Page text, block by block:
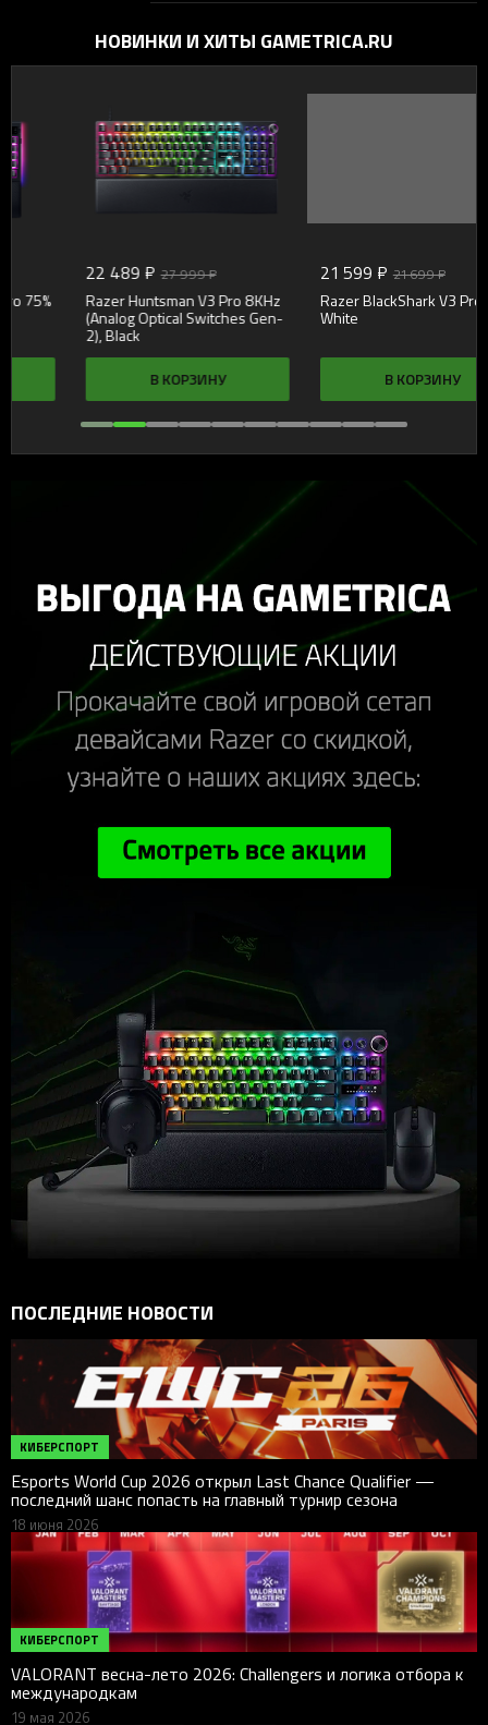
НОВИНКИ И ХИТЫ GAMETRICA.RU
22 489 ₽ 27 999 ₽
Razer Huntsman V3 Pro 8KHz
(Analog Optical Switches Gen-
В КОРЗИНУ
21 599 ₽ 21 699 ₽
Razer BlackShark V3 Pro,
White
В КОРЗИНУ
ПОСЛЕДНИЕ НОВОСТИ
КИБЕРСПОРТ
Esports World Cup 2026 открыл Last Chance Qualifier —
последний шанс попасть на главный турнир сезона
18 июня 2026
КИБЕРСПОРТ
VALORANT весна-лето 2026: Challengers и логика отбора к
международкам
19 мая 2026